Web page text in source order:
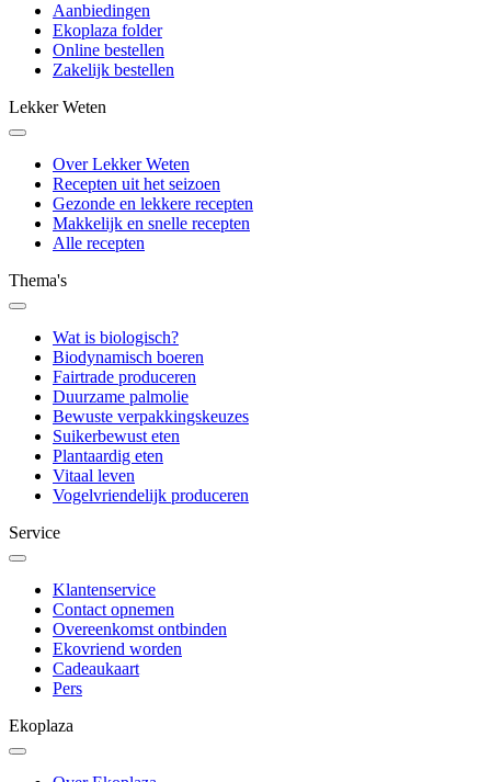
Aanbiedingen
Ekoplaza folder
Online bestellen
Zakelijk bestellen
Lekker Weten
Over Lekker Weten
Recepten uit het seizoen
Gezonde en lekkere recepten
Makkelijk en snelle recepten
Alle recepten
Thema's
Wat is biologisch?
Biodynamisch boeren
Fairtrade produceren
Duurzame palmolie
Bewuste verpakkingskeuzes
Suikerbewust eten
Plantaardig eten
Vitaal leven
Vogelvriendelijk produceren
Service
Klantenservice
Contact opnemen
Overeenkomst ontbinden
Ekovriend worden
Cadeaukaart
Pers
Ekoplaza